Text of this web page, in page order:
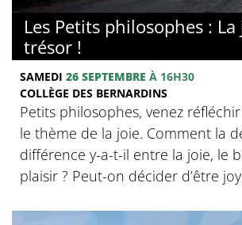
Les Petits philosophes :
trésor !
SAMEDI 26 SEPTEMBRE À 16H30
COLLÈGE DES BERNARDINS
Petits philosophes, venez
le thème de la joie. Comment la
différence y-a-t-il entre la joie, le
plaisir ? Peut-on décider d’être